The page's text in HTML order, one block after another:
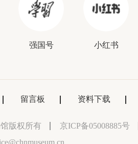
强国号 小红书
留言板 资料下载
版权所有 京ICP备05008885号